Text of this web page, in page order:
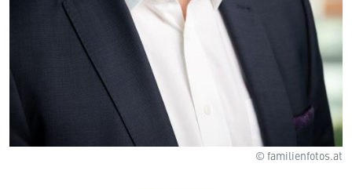
© familienfotos.at